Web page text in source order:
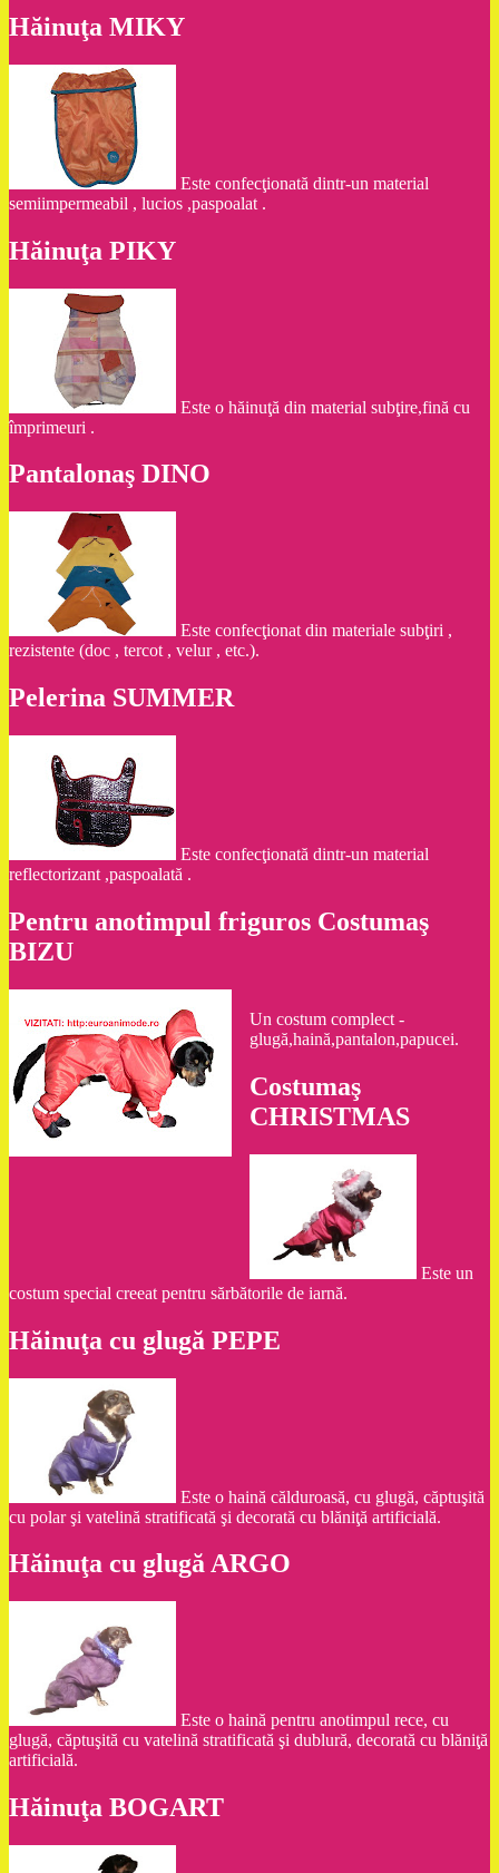
Hăinuţa MIKY
Este confecţionată dintr-un material
semiimpermeabil , lucios ,paspoalat .
Hăinuţa PIKY
Este o hăinuţă din material subţire,fină cu
împrimeuri .
Pantalonaş DINO
Este confecţionat din materiale subţiri ,
rezistente (doc , tercot , velur , etc.).
Pelerina SUMMER
Este confecţionată dintr-un material
reflectorizant ,paspoalată .
Pentru anotimpul friguros Costumaş
BIZU
Un costum complect -
glugă,haină,pantalon,papucei.
Costumaş
CHRISTMAS
Este un
costum special creeat pentru sărbătorile de iarnă.
Hăinuţa cu glugă PEPE
Este o haină călduroasă, cu glugă, căptuşită
cu polar şi vatelină stratificată şi decorată cu blăniţă artificială.
Hăinuţa cu glugă ARGO
Este o haină pentru anotimpul rece, cu
glugă, căptuşită cu vatelină stratificată şi dublură, decorată cu blăniţă
artificială.
Hăinuţa BOGART